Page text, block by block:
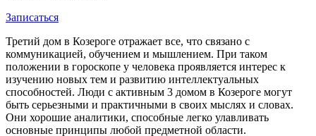
Записаться
Третий дом в Козероге отражает все, что связано с
коммуникацией, обучением и мышлением. При таком
положении в гороскопе у человека проявляется интерес к
изучению новых тем и развитию интеллектуальных
способностей. Люди с активным 3 домом в Козероге могут
быть серьезными и практичными в своих мыслях и словах.
Они хорошие аналитики, способные легко улавливать
основные принципы любой предметной области.